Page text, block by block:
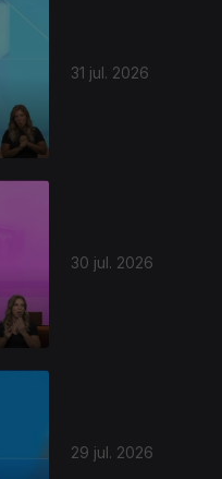
31 jul. 2026
30 jul. 2026
29 jul. 2026